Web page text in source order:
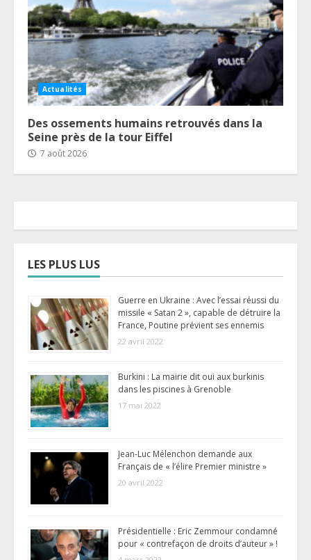
Actualités
Des ossements humains retrouvés dans la
Seine près de la tour Eiffel
7 août 2026
LES PLUS LUS
Guerre en Ukraine : Avec l’essai réussi du
missile « Satan 2 », capable de détruire la
France, Poutine prévient ses ennemis
22 avril 2022
Burkini : La mairie dit oui aux burkinis
dans les piscines à Grenoble
17 mai 2022
Jean-Luc Mélenchon demande aux
Français de « l’élire Premier ministre »
20 avril 2022
Présidentielle : Eric Zemmour condamné
pour « contrefaçon de droits d’auteur » !